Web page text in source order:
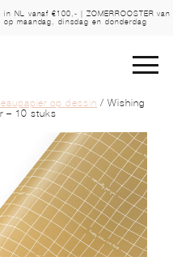
NL vanaf €100,- | ZOMERROOSTER van
maandag, dinsdag en donderdag
op dessin / Wishing
– 10 stuks